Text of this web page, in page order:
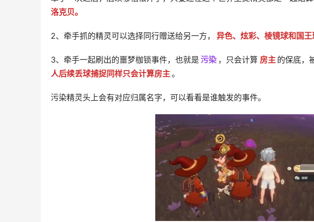
洛克贝。
2、牵手抓的精灵可以选择同行赠送给另一方， 异色、炫彩、棱镜球和国
3、牵手一起刷出的噩梦枷锁事件，也就是 污染 ，只会计算 房主 的保底，
人后续丢球捕捉同样只会计算房主。
污染精灵头上会有对应归属名字，可以看看是谁触发的事件。